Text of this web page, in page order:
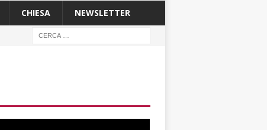
CHIESA NEWSLETTER